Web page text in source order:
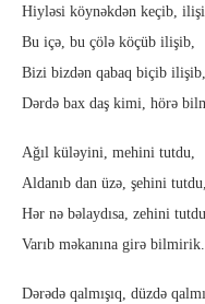
Hiyləsi köynəkdən keçib,
Bu içə, bu çölə köçüb ilişib,
Bizi bizdən qabaq biçib ilişib,
Dərdə bax daş kimi, hörə
Ağıl küləyini, mehini tutdu,
Aldanıb dan üzə, şehini tutdu,
Hər nə bəlaydısa, zehini
Varıb məkanına girə bilmirik.
Dərədə qalmışıq, düzdə